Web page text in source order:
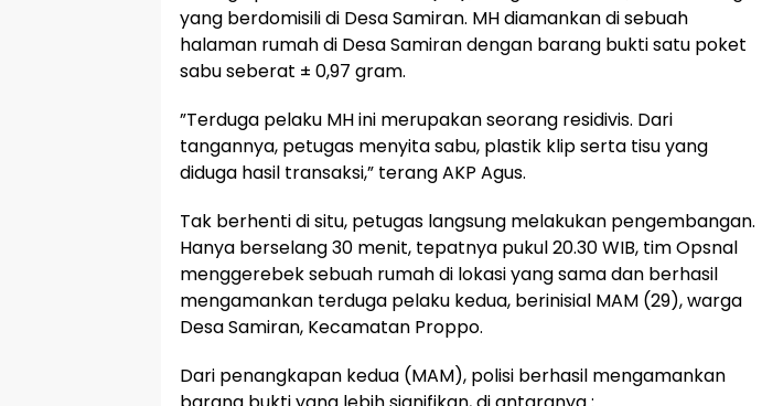
yang berdomisili di Desa Samiran. MH diamankan di sebuah
halaman rumah di Desa Samiran dengan barang bukti satu poket
sabu seberat ± 0,97 gram.
​”Terduga pelaku MH ini merupakan seorang residivis. Dari
tangannya, petugas menyita sabu, plastik klip serta tisu yang
diduga hasil transaksi,” terang AKP Agus.
​Tak berhenti di situ, petugas langsung melakukan pengembangan.
Hanya berselang 30 menit, tepatnya pukul 20.30 WIB, tim Opsnal
menggerebek sebuah rumah di lokasi yang sama dan berhasil
mengamankan terduga pelaku kedua, berinisial MAM (29), warga
Desa Samiran, Kecamatan Proppo.
​Dari penangkapan kedua (MAM), polisi berhasil mengamankan